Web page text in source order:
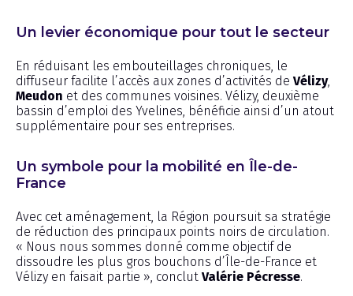
Un levier économique pour tout le secteur
En réduisant les embouteillages chroniques, le
diffuseur facilite l’accès aux zones d’activités de Vélizy,
Meudon et des communes voisines. Vélizy, deuxième
bassin d’emploi des Yvelines, bénéficie ainsi d’un atout
supplémentaire pour ses entreprises.
Un symbole pour la mobilité en Île-de-
France
Avec cet aménagement, la Région poursuit sa stratégie
de réduction des principaux points noirs de circulation.
« Nous nous sommes donné comme objectif de
dissoudre les plus gros bouchons d’Île-de-France et
Vélizy en faisait partie », conclut Valérie Pécresse.